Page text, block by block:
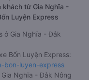
khách từ Gia Nghĩa -
Luyện Express
ở Gia Nghĩa - Đắk
Bốn Luyện Express:
bon-luyen-express
Nghĩa - Đắk Nông